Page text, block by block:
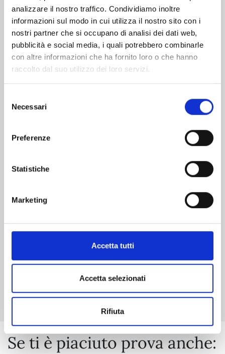
analizzare il nostro traffico. Condividiamo inoltre
informazioni sul modo in cui utilizza il nostro sito con i
nostri partner che si occupano di analisi dei dati web,
pubblicità e social media, i quali potrebbero combinarle
con altre informazioni che ha fornito loro o che hanno
raccolto dal suo utilizzo dei loro servizi.
delNecessari
Preferenze
Statistiche
Marketing
Accetta tutti
Accetta selezionati
Rifiuta
€ 5,90
Mostra tutto
Se ti è piaciuto prova anche: